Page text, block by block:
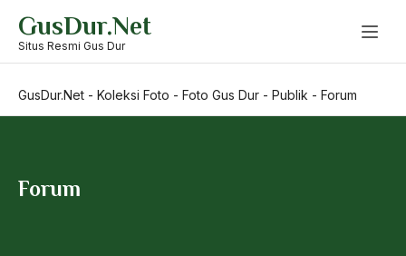
content
GusDur.Net
Situs Resmi Gus Dur
GusDur.Net - Koleksi Foto - Foto Gus Dur - Publik - Forum
Forum